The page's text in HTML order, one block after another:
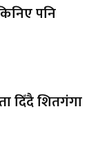
पनि
दिँदै शितगंगा